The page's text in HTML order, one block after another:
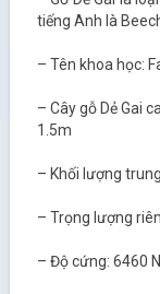
tiếng Anh là
– Tên khoa học:
– Cây gỗ Dẻ Gai
1.5m
– Khối lượng
– Trọng lượng
– Độ cứng: 6460 N